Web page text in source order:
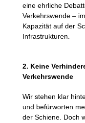
eine ehrliche
Verkehrswende –
Kapazität auf der
Infrastrukturen.
2. Keine
Verkehrswende
Wir stehen klar
und befürworten
der Schiene. Doch